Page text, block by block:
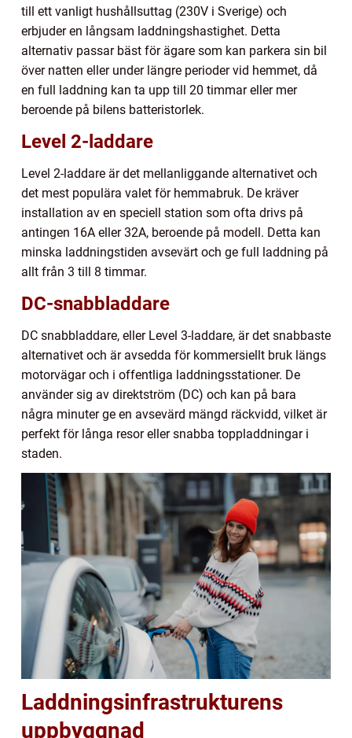
till ett vanligt hushållsuttag (230V i Sverige) och
erbjuder en långsam laddningshastighet. Detta
alternativ passar bäst för ägare som kan parkera sin bil
över natten eller under längre perioder vid hemmet, då
en full laddning kan ta upp till 20 timmar eller mer
beroende på bilens batteristorlek.
Level 2-laddare
Level 2-laddare är det mellanliggande alternativet och
det mest populära valet för hemmabruk. De kräver
installation av en speciell station som ofta drivs på
antingen 16A eller 32A, beroende på modell. Detta kan
minska laddningstiden avsevärt och ge full laddning på
allt från 3 till 8 timmar.
DC-snabbladdare
DC snabbladdare, eller Level 3-laddare, är det snabbaste
alternativet och är avsedda för kommersiellt bruk längs
motorvägar och i offentliga laddningsstationer. De
använder sig av direktström (DC) och kan på bara
några minuter ge en avsevärd mängd räckvidd, vilket är
perfekt för långa resor eller snabba toppladdningar i
staden.
Laddningsinfrastrukturens
uppbyggnad